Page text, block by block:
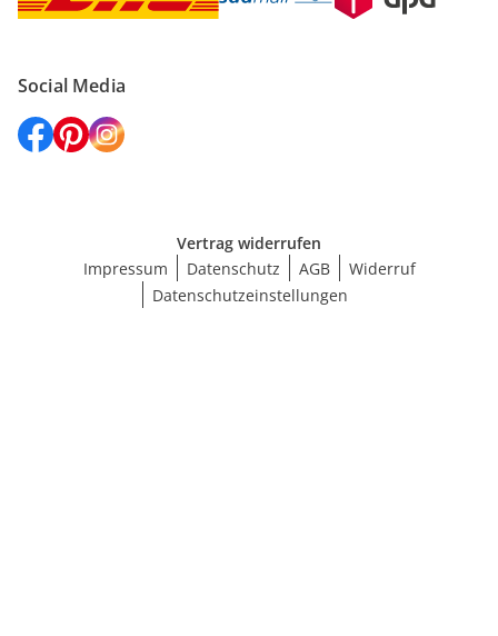
Social Media
Vertrag widerrufen
Impressum
Datenschutz AGB
Widerruf
Datenschutzeinstellungen